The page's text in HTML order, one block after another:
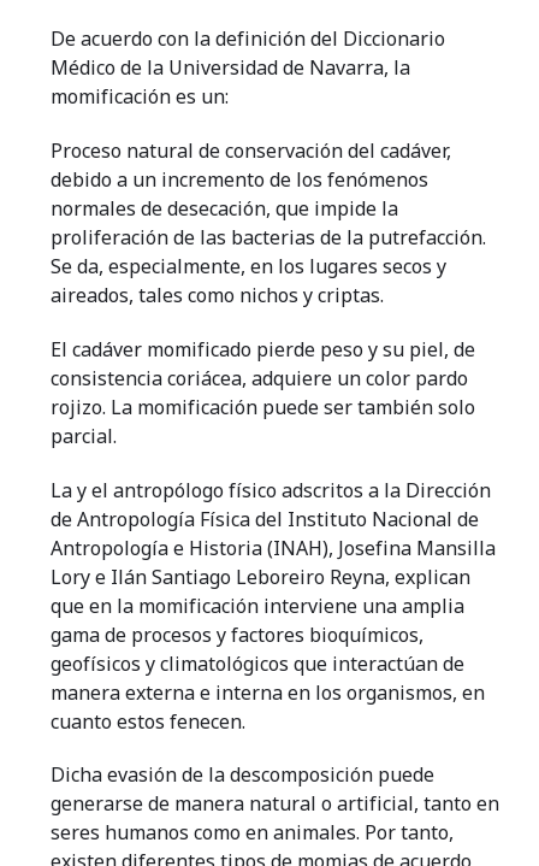
De acuerdo con la definición del Diccionario
Médico de la Universidad de Navarra, la
momificación es un:
Proceso natural de conservación del cadáver,
debido a un incremento de los fenómenos
normales de desecación, que impide la
proliferación de las bacterias de la putrefacción.
Se da, especialmente, en los lugares secos y
aireados, tales como nichos y criptas.
El cadáver momificado pierde peso y su piel, de
consistencia coriácea, adquiere un color pardo
rojizo. La momificación puede ser también solo
parcial.
La y el antropólogo físico adscritos a la Dirección
de Antropología Física del Instituto Nacional de
Antropología e Historia (INAH), Josefina Mansilla
Lory e Ilán Santiago Leboreiro Reyna, explican
que en la momificación interviene una amplia
gama de procesos y factores bioquímicos,
geofísicos y climatológicos que interactúan de
manera externa e interna en los organismos, en
cuanto estos fenecen.
Dicha evasión de la descomposición puede
generarse de manera natural o artificial, tanto en
seres humanos como en animales. Por tanto,